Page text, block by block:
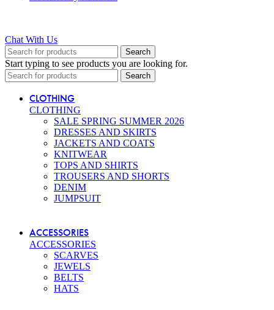
Chat With Us
Search
Start typing to see products you are looking for.
Search
CLOTHING
CLOTHING
SALE SPRING SUMMER 2026
DRESSES AND SKIRTS
JACKETS AND COATS
KNITWEAR
TOPS AND SHIRTS
TROUSERS AND SHORTS
DENIM
JUMPSUIT
ACCESSORIES
ACCESSORIES
SCARVES
JEWELS
BELTS
HATS